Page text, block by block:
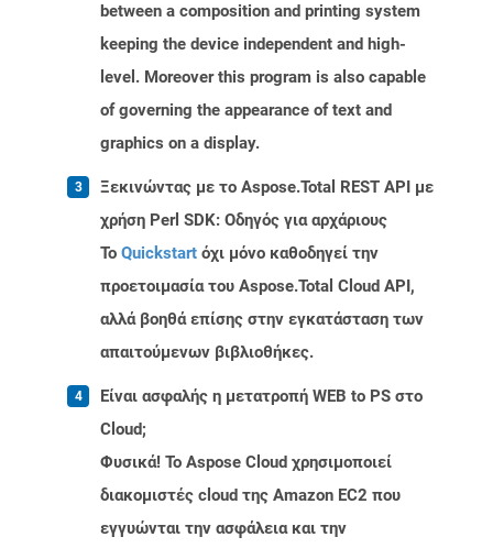
between a composition and printing system
keeping the device independent and high-
level. Moreover this program is also capable
of governing the appearance of text and
graphics on a display.
Ξεκινώντας με το Aspose.Total REST API με
χρήση Perl SDK: Οδηγός για αρχάριους
Το Quickstart όχι μόνο καθοδηγεί την
προετοιμασία του Aspose.Total Cloud API,
αλλά βοηθά επίσης στην εγκατάσταση των
απαιτούμενων βιβλιοθήκες.
Είναι ασφαλής η μετατροπή WEB to PS στο
Cloud;
Φυσικά! Το Aspose Cloud χρησιμοποιεί
διακομιστές cloud της Amazon EC2 που
εγγυώνται την ασφάλεια και την